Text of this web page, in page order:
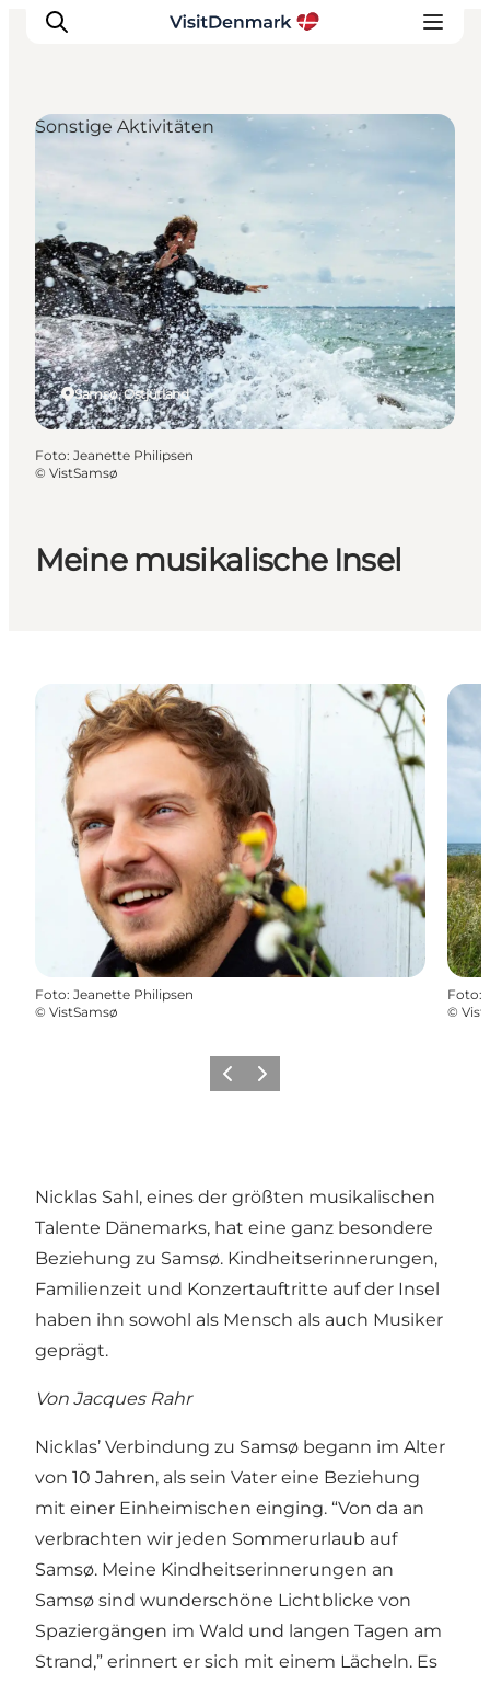
Inspiration
Regionen
Erlebnisse
Unterkünfte
Reiseplanung
Meine musikalische Insel
Samsø, Ostjütland
Sonstige Aktivitäten
Foto: Jeanette Philipsen
© VistSamsø
Foto: Jeanette Philipsen
© VistSamsø
Foto:
©
ZurückWeiter
Nicklas Sahl, eines der größten musikalischen
Talente Dänemarks, hat eine ganz besondere
Beziehung zu Samsø. Kindheitserinnerungen,
Familienzeit und Konzertauftritte auf der Insel
haben ihn sowohl als Mensch als auch Musiker
geprägt.
Von Jacques Rahr
Nicklas’ Verbindung zu Samsø begann im Alter
von 10 Jahren, als sein Vater eine Beziehung
mit einer Einheimischen einging. “Von da an
verbrachten wir jeden Sommerurlaub auf
Samsø. Meine Kindheitserinnerungen an
Samsø sind wunderschöne Lichtblicke von
Spaziergängen im Wald und langen Tagen am
Strand,” erinnert er sich mit einem Lächeln. Es